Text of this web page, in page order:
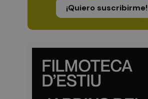
¡Quiero suscribirme!